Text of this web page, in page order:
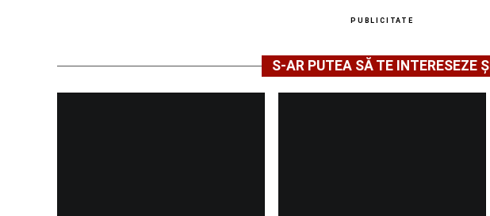
PUBLICITATE
S-AR PUTEA SĂ TE INTERESEZE ȘI